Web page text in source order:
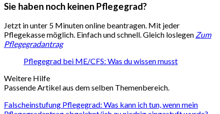
Sie haben noch keinen Pflegegrad?
Jetzt in unter 5 Minuten online beantragen. Mit jeder
Pflegekasse möglich. Einfach und schnell. Gleich loslegen Zum
Pflegegradantrag
Pflegegrad bei ME/CFS: Was du wissen musst
Weitere Hilfe
Passende Artikel aus dem selben Themenbereich.
Falscheinstufung Pflegegrad: Was kann ich tun, wenn mein